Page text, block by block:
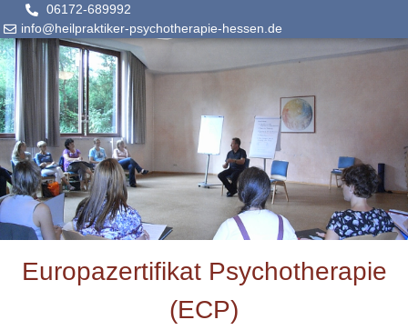
06172-689992
info@heilpraktiker-psychotherapie-hessen.de
Europazertifikat Psychotherapie
(ECP)